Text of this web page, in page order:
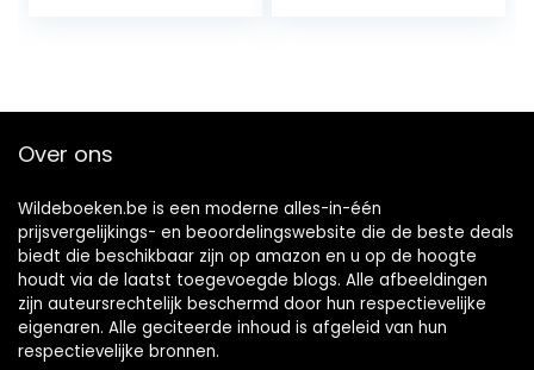
Over ons
Wildeboeken.be is een moderne alles-in-één
prijsvergelijkings- en beoordelingswebsite die de beste deals
biedt die beschikbaar zijn op amazon en u op de hoogte
houdt via de laatst toegevoegde blogs. Alle afbeeldingen
zijn auteursrechtelijk beschermd door hun respectievelijke
eigenaren. Alle geciteerde inhoud is afgeleid van hun
respectievelijke bronnen.